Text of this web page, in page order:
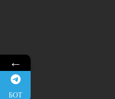
←
БОТ